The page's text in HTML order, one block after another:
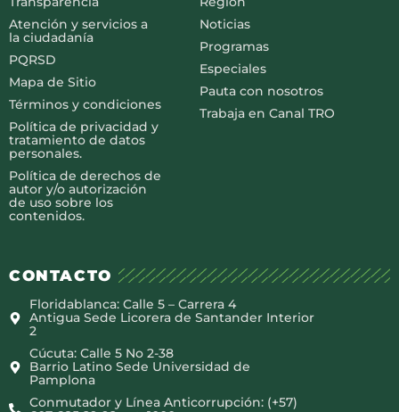
Atención y servicios a
la ciudadanía
PQRSD
Mapa de Sitio
Términos y condiciones
Política de privacidad y
tratamiento de datos
personales.
Política de derechos de
autor y/o autorización
de uso sobre los
contenidos.
Noticias
Programas
Especiales
Pauta con nosotros
Trabaja en Canal TRO
CONTACTO
Floridablanca: Calle 5 – Carrera 4
Antigua Sede Licorera de Santander Interior
2
Cúcuta: Calle 5 No 2-38
Barrio Latino Sede Universidad de
Pamplona
Conmutador y Línea Anticorrupción: (+57)